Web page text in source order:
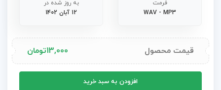
فرمت
WAV - MP3
به روز شده در
12 آبان 1402
قیمت محصول 13,000تومان
افزودن به سبد خرید